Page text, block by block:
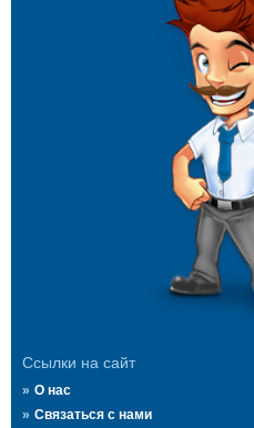
Ссылки на сайт
О нас
Связаться с нами